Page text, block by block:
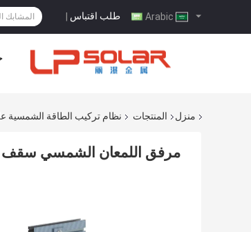
طلب اقتباس |
منزل المنتجات نظام تركيب الطاقة الشمسية
مرفق اللمعان الشمسي سقف